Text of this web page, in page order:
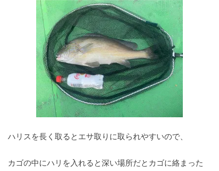
ハリスを長く取るとエサ取りに取られやすいので、
カゴの中にハリを入れると深い場所だとカゴに絡まった